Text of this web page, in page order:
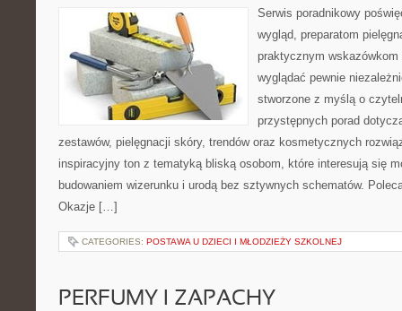
Serwis poradnikowy
wygląd, preparatom
praktycznym
wyglądać pewnie
stworzone z myślą o
przystępnych porad
zestawów, pielęgnacji skóry, trendów oraz kosmetycznych
inspiracyjny ton z tematyką bliską osobom, które interesują się
budowaniem wizerunku i urodą bez sztywnych schematów.
Okazje […]
CATEGORIES: POSTAWA U DZIECI I MŁODZIEŻY SZKOLNEJ
PERFUMY I ZAPACHY